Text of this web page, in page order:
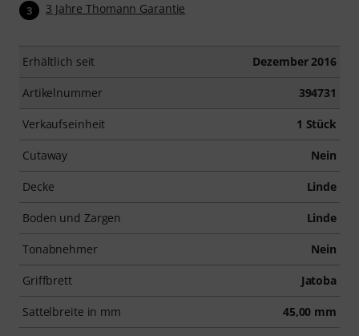
3 3 Jahre Thomann Garantie
Erhältlich seit Dezember 2016
Artikelnummer 394731
Verkaufseinheit 1 Stück
Cutaway Nein
Decke Linde
Boden und Zargen Linde
Tonabnehmer Nein
Griffbrett Jatoba
Sattelbreite in mm 45,00 mm